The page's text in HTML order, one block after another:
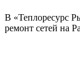
В «Теплоресурс
ремонт сетей на